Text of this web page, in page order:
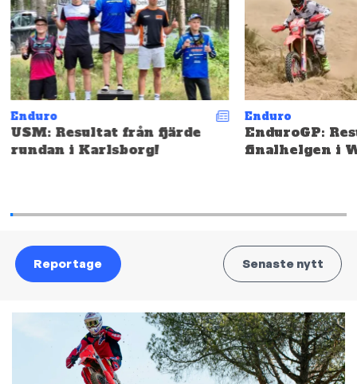
Enduro
USM: Resultat från fjärde
rundan i Karlsborg!
Enduro
EnduroGP:
finalhelgen i
Reportage Senaste nytt